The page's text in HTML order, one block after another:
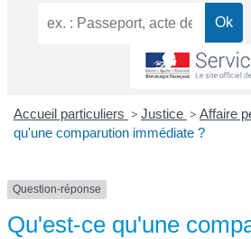
Accueil particuliers > Justice > Affaire
qu'une comparution immédiate ?
Question-réponse
Qu'est-ce qu'une